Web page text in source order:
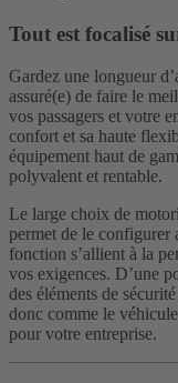
Tout est focalisé
Gardez une longueur
assuré(e) de faire le
vos passagers et votre
confort et sa haute
équipement haut de
polyvalent et rentable.
Le large choix de
permet de le configurer
fonction s’allient à la
vos exigences. D’une
des éléments de
donc comme le
pour votre entreprise.